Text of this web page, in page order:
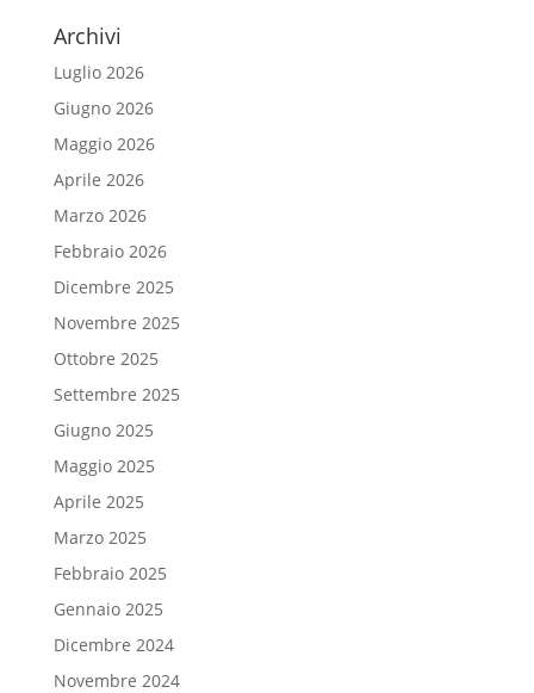
Archivi
Luglio 2026
Giugno 2026
Maggio 2026
Aprile 2026
Marzo 2026
Febbraio 2026
Dicembre 2025
Novembre 2025
Ottobre 2025
Settembre 2025
Giugno 2025
Maggio 2025
Aprile 2025
Marzo 2025
Febbraio 2025
Gennaio 2025
Dicembre 2024
Novembre 2024